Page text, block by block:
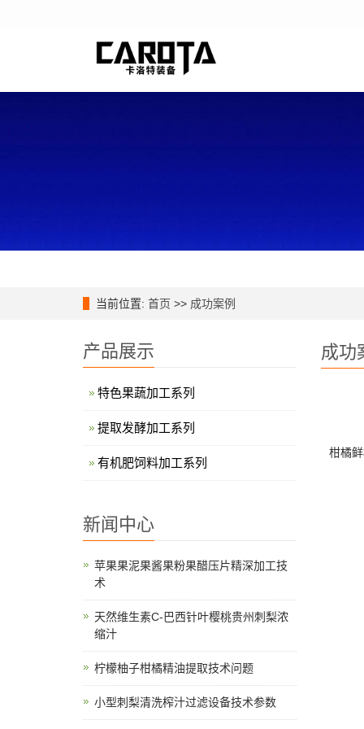
当前位置: 首页 >> 成功案例
成功
柑橘
产品展示
特色果蔬加工系列
提取发酵加工系列
有机肥饲料加工系列
新闻中心
苹果果泥果酱果粉果醋压片精深加工技
术
天然维生素C-巴西针叶樱桃贵州刺梨浓
缩汁
柠檬柚子柑橘精油提取技术问题
小型刺梨清洗榨汁过滤设备技术参数